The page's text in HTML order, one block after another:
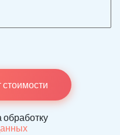
стоимости